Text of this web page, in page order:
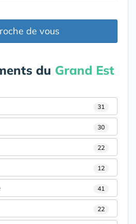
de vous
du Grand Est
31
30
22
12
41
22